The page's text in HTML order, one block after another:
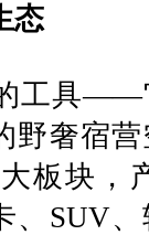
态
工具——
野奢宿
板块，
SUV、